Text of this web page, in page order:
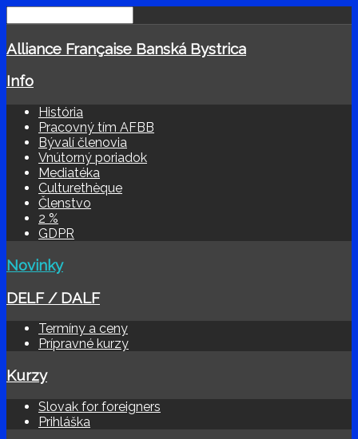
Alliance Française Banská Bystrica
Info
História
Pracovný tím AFBB
Bývalí členovia
Vnútorný poriadok
Mediatéka
Culturethèque
Členstvo
2 %
GDPR
Novinky
DELF / DALF
Termíny a ceny
Prípravné kurzy
Kurzy
Slovak for foreigners
Prihláška